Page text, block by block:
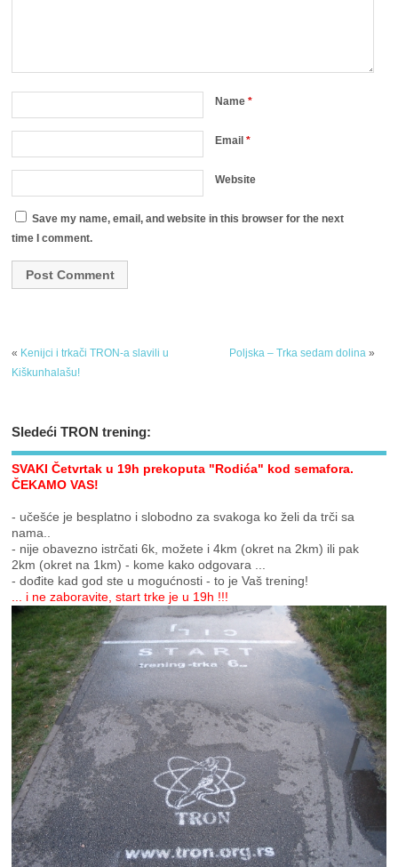
Name*
Email*
Website
Save my name, email, and website in this browser for the next
time I comment.
« Kenijci i trkači TRON-a slavili u
Kiškunhalašu!
Poljska – Trka sedam dolina»
Sledeći TRON trening:
SVAKI Četvrtak u 19h prekoputa "Rodića" kod semafora.
ČEKAMO VAS!
- učešće je besplatno i slobodno za svakoga ko želi da trči sa
nama..
- nije obavezno istrčati 6k, možete i 4km (okret na 2km) ili pak
2km (okret na 1km) - kome kako odgovara ...
- dođite kad god ste u mogućnosti - to je Vaš trening!
... i ne zaboravite, start trke je u 19h !!!